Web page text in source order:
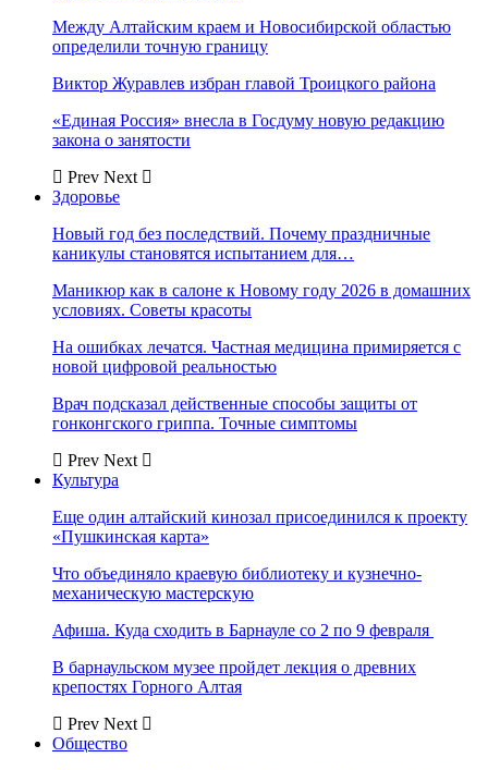
Между Алтайским краем и Новосибирской областью
определили точную границу
Виктор Журавлев избран главой Троицкого района
«Единая Россия» внесла в Госдуму новую редакцию
закона о занятости
Prev Next
Здоровье
Новый год без последствий. Почему праздничные
каникулы становятся испытанием для…
Маникюр как в салоне к Новому году 2026 в домашних
условиях. Советы красоты
На ошибках лечатся. Частная медицина примиряется с
новой цифровой реальностью
Врач подсказал действенные способы защиты от
гонконгского гриппа. Точные симптомы
Prev Next
Культура
Еще один алтайский кинозал присоединился к проекту
«Пушкинская карта»
Что объединяло краевую библиотеку и кузнечно-
механическую мастерскую
Афиша. Куда сходить в Барнауле со 2 по 9 февраля
В барнаульском музее пройдет лекция о древних
крепостях Горного Алтая
Prev Next
Общество